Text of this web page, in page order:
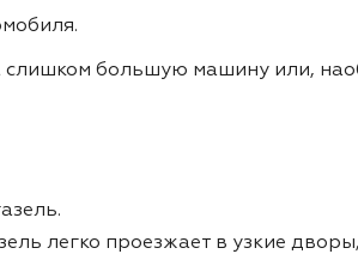
слишком большую машину или,
легко проезжает в узкие дворы,